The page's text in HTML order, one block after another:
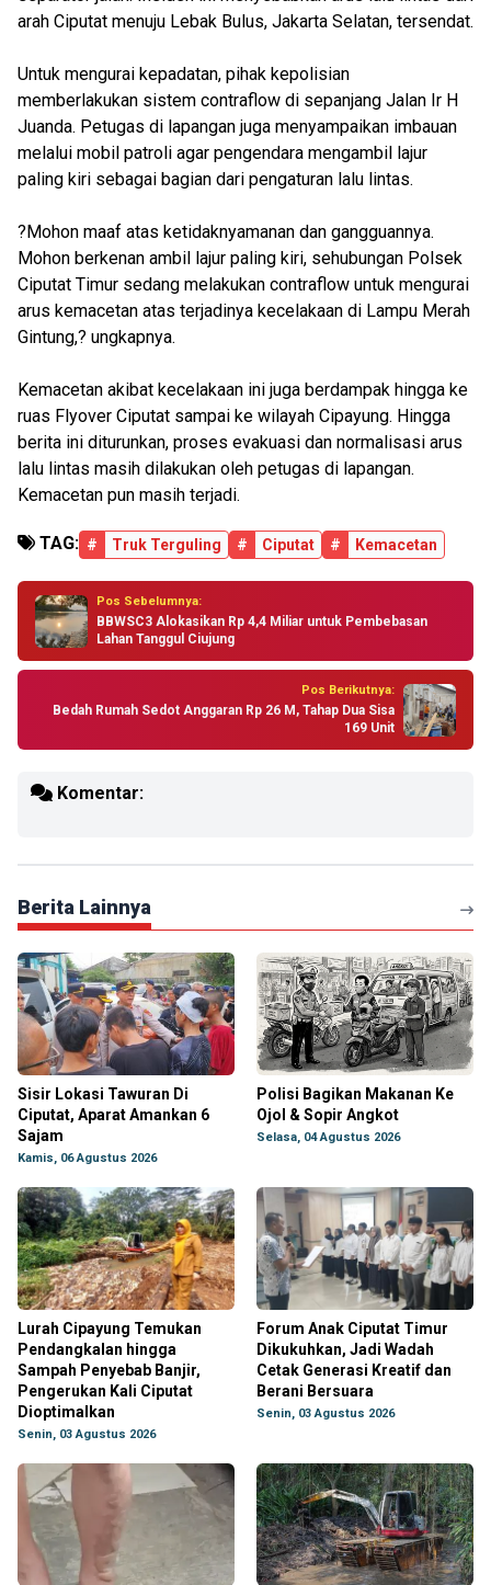
arah Ciputat menuju Lebak Bulus, Jakarta Selatan, tersendat.
Untuk mengurai kepadatan, pihak kepolisian
memberlakukan sistem contraflow di sepanjang Jalan Ir H
Juanda. Petugas di lapangan juga menyampaikan imbauan
melalui mobil patroli agar pengendara mengambil lajur
paling kiri sebagai bagian dari pengaturan lalu lintas.
?Mohon maaf atas ketidaknyamanan dan gangguannya.
Mohon berkenan ambil lajur paling kiri, sehubungan Polsek
Ciputat Timur sedang melakukan contraflow untuk mengurai
arus kemacetan atas terjadinya kecelakaan di Lampu Merah
Gintung,? ungkapnya.
Kemacetan akibat kecelakaan ini juga berdampak hingga ke
ruas Flyover Ciputat sampai ke wilayah Cipayung. Hingga
berita ini diturunkan, proses evakuasi dan normalisasi arus
lalu lintas masih dilakukan oleh petugas di lapangan.
Kemacetan pun masih terjadi.
TAG: # Truk Terguling # Ciputat # Kemacetan
Pos Sebelumnya:
BBWSC3 Alokasikan Rp 4,4 Miliar untuk Pembebasan
Lahan Tanggul Ciujung
Pos Berikutnya:
Bedah Rumah Sedot Anggaran Rp 26 M, Tahap Dua Sisa
169 Unit
Komentar:
Berita Lainnya
Sisir Lokasi Tawuran Di
Ciputat, Aparat Amankan 6
Sajam
Kamis, 06 Agustus 2026
Polisi Bagikan Makanan Ke
Ojol & Sopir Angkot
Selasa, 04 Agustus 2026
Lurah Cipayung Temukan
Pendangkalan hingga
Sampah Penyebab Banjir,
Pengerukan Kali Ciputat
Dioptimalkan
Senin, 03 Agustus 2026
Forum Anak Ciputat Timur
Dikukuhkan, Jadi Wadah
Cetak Generasi Kreatif dan
Berani Bersuara
Senin, 03 Agustus 2026